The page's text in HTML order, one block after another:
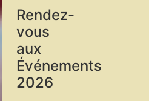
Rendez-
vous
aux
Événements
2026